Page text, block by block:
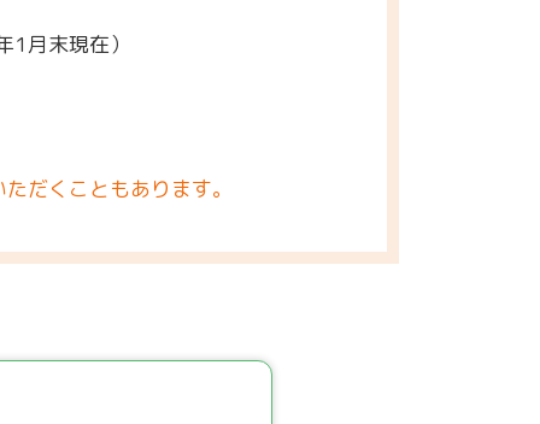
月末現在）
だくこともあります。